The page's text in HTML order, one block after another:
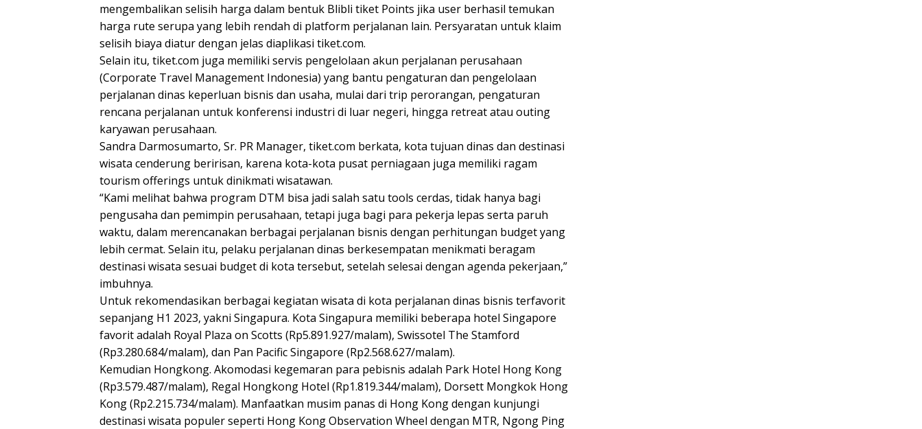
mengembalikan selisih harga dalam bentuk Blibli tiket Points jika user berhasil temukan
harga rute serupa yang lebih rendah di platform perjalanan lain. Persyaratan untuk klaim
selisih biaya diatur dengan jelas diaplikasi tiket.com.
Selain itu, tiket.com juga memiliki servis pengelolaan akun perjalanan perusahaan
(Corporate Travel Management Indonesia) yang bantu pengaturan dan pengelolaan
perjalanan dinas keperluan bisnis dan usaha, mulai dari trip perorangan, pengaturan
rencana perjalanan untuk konferensi industri di luar negeri, hingga retreat atau outing
karyawan perusahaan.
Sandra Darmosumarto, Sr. PR Manager, tiket.com berkata, kota tujuan dinas dan destinasi
wisata cenderung beririsan, karena kota-kota pusat perniagaan juga memiliki ragam
tourism offerings untuk dinikmati wisatawan.
“Kami melihat bahwa program DTM bisa jadi salah satu tools cerdas, tidak hanya bagi
pengusaha dan pemimpin perusahaan, tetapi juga bagi para pekerja lepas serta paruh
waktu, dalam merencanakan berbagai perjalanan bisnis dengan perhitungan budget yang
lebih cermat. Selain itu, pelaku perjalanan dinas berkesempatan menikmati beragam
destinasi wisata sesuai budget di kota tersebut, setelah selesai dengan agenda pekerjaan,”
imbuhnya.
Untuk rekomendasikan berbagai kegiatan wisata di kota perjalanan dinas bisnis terfavorit
sepanjang H1 2023, yakni Singapura. Kota Singapura memiliki beberapa hotel Singapore
favorit adalah Royal Plaza on Scotts (Rp5.891.927/malam), Swissotel The Stamford
(Rp3.280.684/malam), dan Pan Pacific Singapore (Rp2.568.627/malam).
Kemudian Hongkong. Akomodasi kegemaran para pebisnis adalah Park Hotel Hong Kong
(Rp3.579.487/malam), Regal Hongkong Hotel (Rp1.819.344/malam), Dorsett Mongkok Hong
Kong (Rp2.215.734/malam). Manfaatkan musim panas di Hong Kong dengan kunjungi
destinasi wisata populer seperti Hong Kong Observation Wheel dengan MTR, Ngong Ping